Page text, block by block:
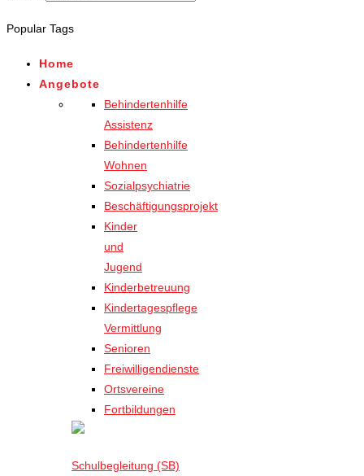
for results.
Popular Tags
Home
Angebote
Behindertenhilfe
Assistenz
Behindertenhilfe
Wohnen
Sozialpsychiatrie
Beschäftigungsprojekt
Kinder
und
Jugend
Kinderbetreuung
Kindertagespflege
Vermittlung
Senioren
Freiwilligendienste
Ortsvereine
Fortbildungen
Schulbegleitung (SB)